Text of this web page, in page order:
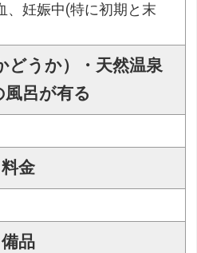
、妊娠中(特に初期と末
どうか）・天然温泉
風呂が有る
料金
備品